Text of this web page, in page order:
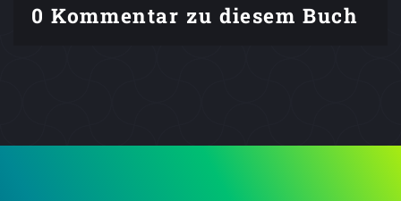
0 Kommentar zu diesem Buch